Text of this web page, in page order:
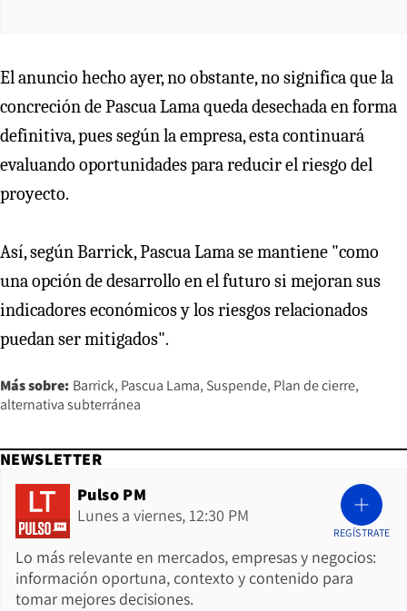
El anuncio hecho ayer, no obstante, no significa que la
concreción de Pascua Lama queda desechada en forma
definitiva, pues según la empresa, esta continuará
evaluando oportunidades para reducir el riesgo del
proyecto.
Así, según Barrick, Pascua Lama se mantiene "como
una opción de desarrollo en el futuro si mejoran sus
indicadores económicos y los riesgos relacionados
puedan ser mitigados".
Más sobre: Barrick Pascua Lama Suspende Plan de cierre
alternativa subterránea
NEWSLETTER
Pulso PM
Lunes a viernes, 12:30 PM
Lo más relevante en mercados, empresas y negocios:
información oportuna, contexto y contenido para
tomar mejores decisiones.
REGÍSTRATE